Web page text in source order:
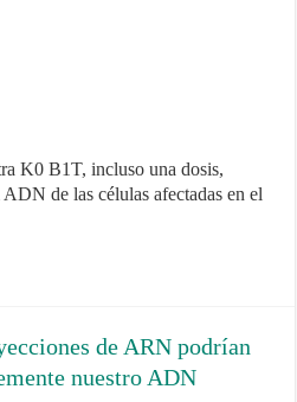
K0 B1T, incluso una dosis,
de las células afectadas en el
de ARN podrían
nuestro ADN